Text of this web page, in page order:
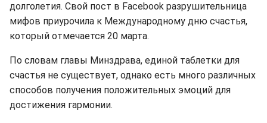
долголетия. Свой пост в Facebook разрушительница
мифов приурочила к Международному дню счастья,
который отмечается 20 марта.
По словам главы Минздрава, единой таблетки для
счастья не существует, однако есть много различных
способов получения положительных эмоций для
достижения гармонии.